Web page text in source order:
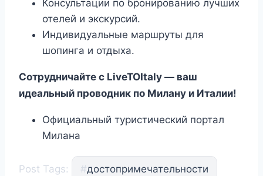
Консультации по бронированию лучших
отелей и экскурсий.
Индивидуальные маршруты для
шопинга и отдыха.
Сотрудничайте с LiveTOItaly — ваш
идеальный проводник по Милану и Италии!
Официальный туристический портал
Милана
Post Tags: #достопримечательности